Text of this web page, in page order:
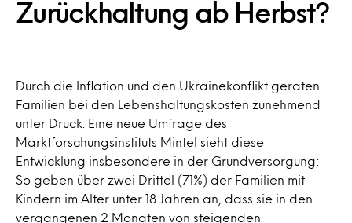
Zurückhaltung ab Herbst?
Durch die Inflation und den Ukrainekonflikt geraten
Familien bei den Lebenshaltungskosten zunehmend
unter Druck. Eine neue Umfrage des
Marktforschungsinstituts Mintel sieht diese
Entwicklung insbesondere in der Grundversorgung:
So geben über zwei Drittel (71%) der Familien mit
Kindern im Alter unter 18 Jahren an, dass sie in den
vergangenen 2 Monaten von steigenden